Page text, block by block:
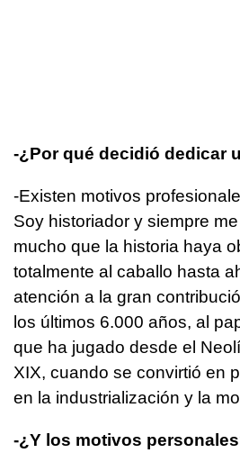
-¿Por qué decidió dedicar
-Existen motivos
Soy historiador y siempre
mucho que la historia haya
totalmente al caballo hasta
atención a la gran
los últimos 6.000 años, al
que ha jugado desde el
XIX, cuando se convirtió en
en la industrialización y la
-¿Y los motivos